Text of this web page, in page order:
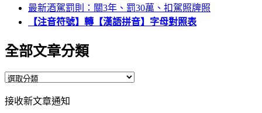
最新酒駕罰則：關3年、罰30萬、扣駕照牌照
【注音符號】轉【漢語拼音】字母對照表
全部文章分類
全
文
接收新文章通知